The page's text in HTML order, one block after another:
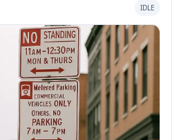
IDLE